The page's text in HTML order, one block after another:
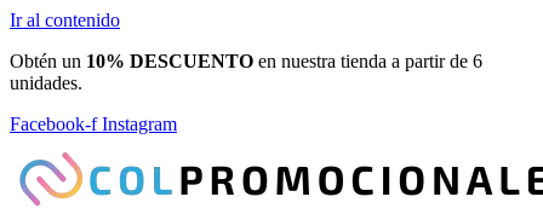
Ir al contenido
Obtén un 10% DESCUENTO en nuestra tienda a partir de 6
unidades.
Facebook-f Instagram